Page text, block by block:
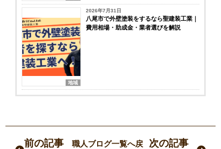
地域
2026年7月31日
八尾市で外壁塗装をするなら聖建装工業｜
費用相場・助成金・業者選びを解説
前の記事
職人ブログ一覧へ戻
次の記事